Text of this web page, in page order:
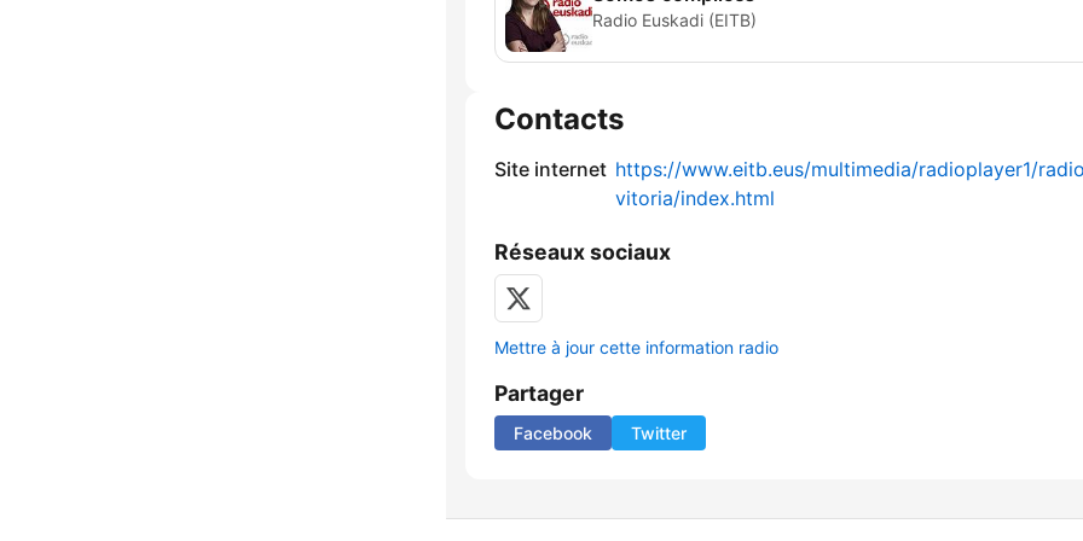
Radio Euskadi (EITB)
Contacts
Site internet https://www.eitb.eus/multimedia/radioplayer1/
vitoria/index.html
Réseaux sociaux
Mettre à jour cette information radio
Partager
Facebook Twitter